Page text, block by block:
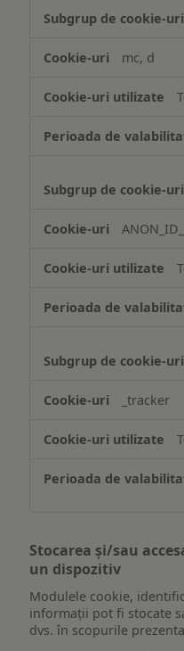
mc, d
_tracker
Stocarea și/sau
un dispozitiv
Modulele cookie,
informații pot fi stocate
dvs. în scopurile